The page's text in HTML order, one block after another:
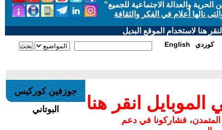
والعدالة الاجتماعية للجميع"
نالها أعلام في الفكر والثقافة
هنا لاستخدام الموقع البديل
English كوردي
انقر هنا
المتمدن، فشاركونا في دعم
جوزفين كوركيس
البوتاني